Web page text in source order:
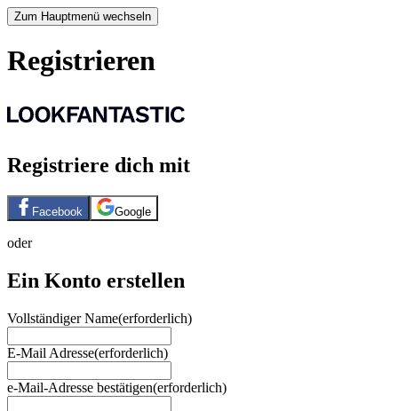
Zum Hauptmenü wechseln
Registrieren
Registriere dich mit
Facebook Google
oder
Ein Konto erstellen
Vollständiger Name(erforderlich)
E-Mail Adresse(erforderlich)
e-Mail-Adresse bestätigen(erforderlich)